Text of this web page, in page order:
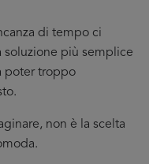
di tempo ci
soluzione più semplice
poter troppo
non è la scelta